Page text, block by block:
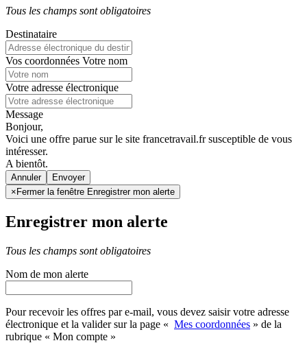
Tous les champs sont obligatoires
Destinataire
Vos coordonnées Votre nom
Votre adresse électronique
Message
Bonjour,
Voici une offre parue sur le site francetravail.fr susceptible de vous
intéresser.
A bientôt.
Annuler
× Fermer la fenêtre Enregistrer mon alerte
Enregistrer mon alerte
Tous les champs sont obligatoires
Nom de mon alerte
Pour recevoir les offres par e-mail, vous devez saisir votre adresse
électronique et la valider sur la page « Mes coordonnées » de la
rubrique « Mon compte »